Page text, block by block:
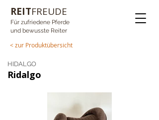
REITFREUDE
Für zufriedene Pferde
und bewusste Reiter
< zur Produktübersicht
HIDALGO
Ridalgo